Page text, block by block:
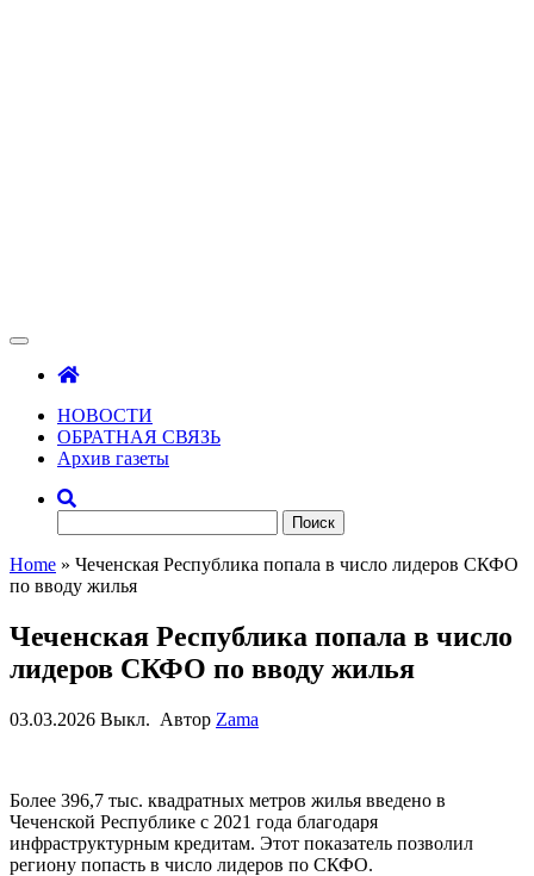
НОВОСТИ
ОБРАТНАЯ СВЯЗЬ
Архив газеты
Home » Чеченская Республика попала в число лидеров СКФО
по вводу жилья
Чеченская Республика попала в число
лидеров СКФО по вводу жилья
03.03.2026 Выкл. Автор Zama
Более 396,7 тыс. квадратных метров жилья введено в
Чеченской Республике с 2021 года благодаря
инфраструктурным кредитам. Этот показатель позволил
региону попасть в число лидеров по СКФО.